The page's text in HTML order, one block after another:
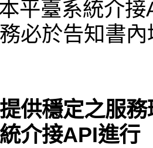
平臺系統介
必於告知書
供穩定之服
介接API進行